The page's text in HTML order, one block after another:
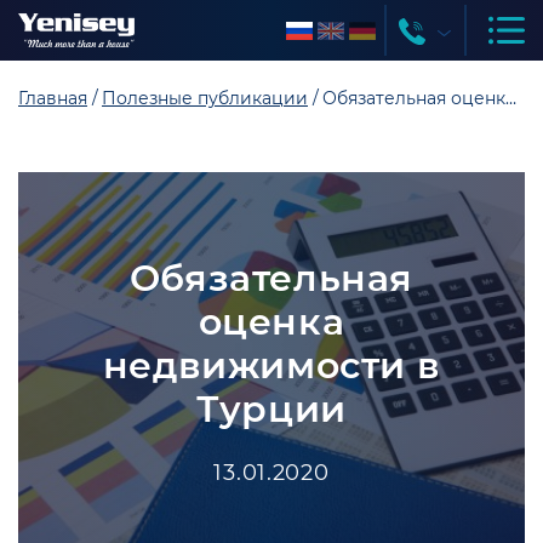
Главная Полезные публикации Обязательная оценка недвижимости в Турции
Обязательная
оценка
недвижимости в
Турции
13.01.2020